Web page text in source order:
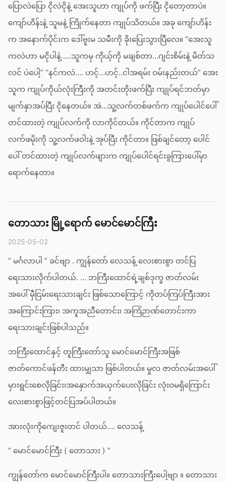
ပြောလဲပြော ငိုလဲငိုနဲ့ အေးသူဟာ ကျုပ်ကို ဖက်ပြီး ငိုတော့တာပဲ။
ကျော်ဟိန်းနဲ့ သူမနဲ့ ကြိုက်နေတာ ကျုပ်သိတယ်။ အခု ကျော်ဟိန်း
က အနောက်ပိုင်းက ဒေါ်ဗူးမ သမီးကို ခိုးပြေးသွားပြီလေ။ “အေးသူ
ကလဲဟာ မငိုပါနဲ့…..သူကမှ ကိုယ့်ကို မချစ်တာ…ဂျင်းစိမ်းနဲ့ မိတ်သ
လင် ပဲပေါ့” “နင်ကလဲ…. ဟင့်…ဟင့်..ငါအရမ်း ဝမ်းနည်းတယ်” အေး
သူက ကျုပ်ကိုယ်လုံးကြီးကို အတင်းတိုးဖက်ပြီး ကျုပ်ရင်ဘတ်မှာ
မျက်နှာအပ်ပြီး ငိုနေတယ်။ အဲ…သူ့လက်တစ်ဖက်က ကျုပ်ပေါင်ပေါ်
တင်ထားတဲ့ ကျုပ်လက်ကို လာကိုင်တယ်။ ကိုင်တာက ကျုပ်
လက်ဖမိုးကို သူ့လက်ဖဝါးနဲ့ အုပ်ပြီး ကိုင်တာ။ ဖြစ်ချင်တော့ ပေါင်
ပေါ် တင်ထားတဲ့ ကျုပ်လက်ဖျားက ကျုပ်ပေါင်ရင်းခွကြားပေါ်မှာ
ရောက်နေတာ။
တောသား မြို့ရောက် မောင်မောင်ကြီး
2025-05-02
“ မင်္ဂလာပါ ” ခင်ဗျာ . ကျွန်တော် လေသန့် လေးစားစွာ တင်ပြ
ရေးသားလိုက်ပါတယ်. … ဘကြီးထောင်ရဲ့ချစ်ဒုက္ခ ဇာတ်လမ်း
အပေါ် မှီငြမ်းရေးသားချင်း ဖြစ်သောကြောင့် ကိုတပ်ကြပ်ကြီးအား
အကြောင်းကြား၊ အကူအညီတောင်း၊ အကြံဉာဏ်တောင်းကာ
ရေးသားချင်းဖြစ်ပါသည်။
ဘကြီးထောင်နှင့် တူကြီးတော်သူ မောင်မောင်ကြီးအဖြစ်
ဇာတ်ကောင်ဖန်တီး ထားမျှသာ ဖြစ်ပါတယ်။ မှုလ ဇာတ်လမ်းအပေါ်
မှားရွင်းစေလိုခြင်း၊အနှောက်အယှက်ပေးလိုခြင်း လုံးဝမရှိကြောင်း
လေးစားစွာဖြင့်တင်ပြအပ်ပါတယ်။
အားလုံးကိုကျေးဇူးတင် ပါတယ်…. လေသန့်
“ မောင်မောင်ကြီး ( တောသား ) ”
ကျွန်တော်က မောင်မောင်ကြီးပါ။ တောသားကြီးပေါ့ဗျာ ။ တောသား